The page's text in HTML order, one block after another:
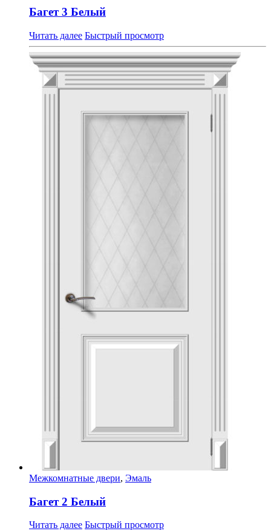
Багет 3 Белый
Читать далее Быстрый просмотр
Межкомнатные двери, Эмаль
Багет 2 Белый
Читать далее Быстрый просмотр